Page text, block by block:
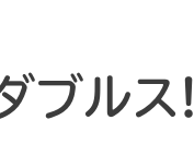
ブルス!